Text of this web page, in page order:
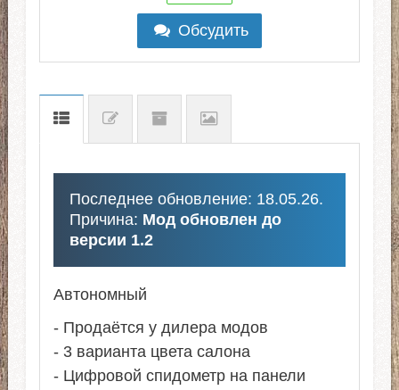
Обсудить
Последнее обновление: 18.05.26.
Причина: Мод обновлен до
версии 1.2
Автономный
- Продаётся у дилера модов
- 3 варианта цвета салона
- Цифровой спидометр на панели